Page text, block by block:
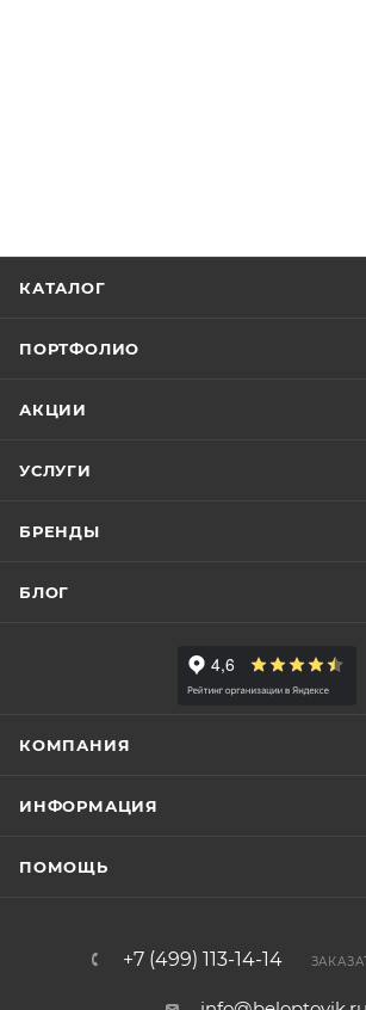
КАТАЛОГ
ПОРТФОЛИО
АКЦИИ
УСЛУГИ
БРЕНДЫ
БЛОГ
КОМПАНИЯ
ИНФОРМАЦИЯ
ПОМОЩЬ
+7 (499) 113-14-14